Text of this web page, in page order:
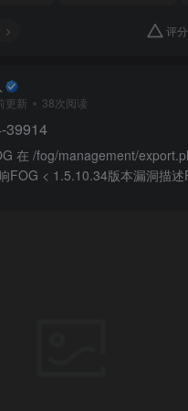
评分
更新 38次阅读
39914
在 /fog/management/
FOG < 1.5.10.34版本漏洞描